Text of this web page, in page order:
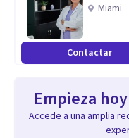
Miami
Contactar
Empieza
Accede a una amplia